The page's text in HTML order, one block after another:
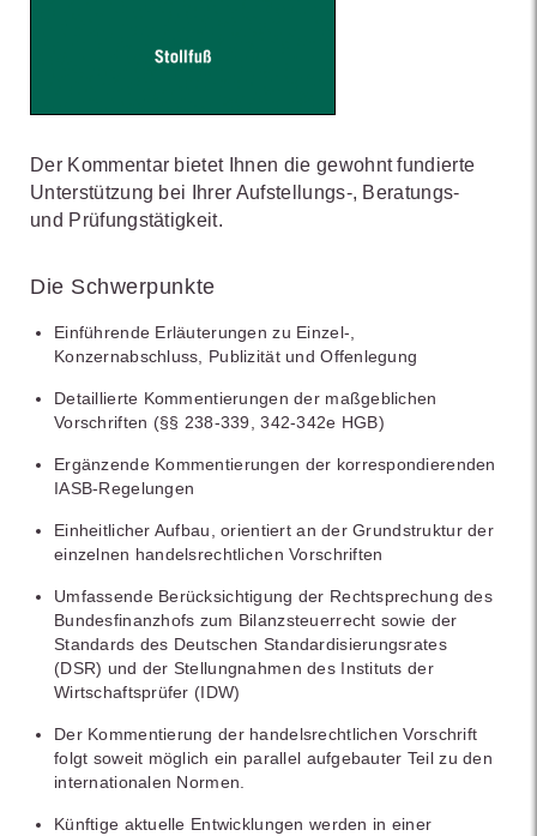
Der Kommentar bietet Ihnen die gewohnt fundierte
Unterstützung bei Ihrer Aufstellungs-, Beratungs-
und Prüfungstätigkeit.
Die Schwerpunkte
Einführende Erläuterungen zu Einzel-,
Konzernabschluss, Publizität und Offenlegung
Detaillierte Kommentierungen der maßgeblichen
Vorschriften (§§ 238-339, 342-342e HGB)
Ergänzende Kommentierungen der korrespondierenden
IASB-Regelungen
Einheitlicher Aufbau, orientiert an der Grundstruktur der
einzelnen handelsrechtlichen Vorschriften
Umfassende Berücksichtigung der Rechtsprechung des
Bundesfinanzhofs zum Bilanzsteuerrecht sowie der
Standards des Deutschen Standardisierungsrates
(DSR) und der Stellungnahmen des Instituts der
Wirtschaftsprüfer (IDW)
Der Kommentierung der handelsrechtlichen Vorschrift
folgt soweit möglich ein parallel aufgebauter Teil zu den
internationalen Normen.
Künftige aktuelle Entwicklungen werden in einer